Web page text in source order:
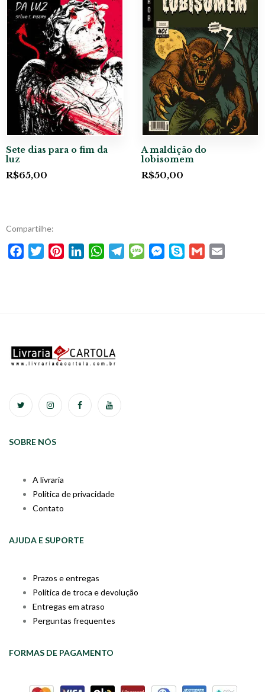
Sete dias para o fim da
luz
R$65,00
A maldição do
lobisomem
R$50,00
Compartilhe:
FacebookTwitterPinterestLinkedInWhatsAppTelegramMessageMessenger
Skype Gmail
SOBRE NÓS
A livraria
Política de privacidade
Contato
AJUDA E SUPORTE
Prazos e entregas
Política de troca e devolução
Entregas em atraso
Perguntas frequentes
FORMAS DE PAGAMENTO